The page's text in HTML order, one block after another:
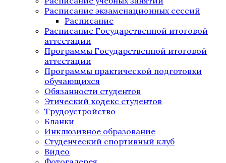
Расписание экзаменационных сессий
Расписание
Расписание Государственной итоговой
аттестации
Программы Государственной итоговой
аттестации
Программы практической подготовки
обучающихся
Обязанности студентов
Этический кодекс студентов
Трудоустройство
Бланки
Инклюзивное образование
Студенческий спортивный клуб
Видео